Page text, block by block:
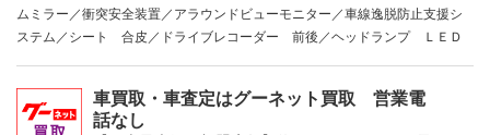
ムミラー／衝突安全装置／アラウンドビューモニター／車線逸脱防止支援シ
ステム／シート 合皮／ドライブレコーダー 前後／ヘッドランプ ＬＥＤ
車買取・車査定はグーネット買取 営業電
話なし